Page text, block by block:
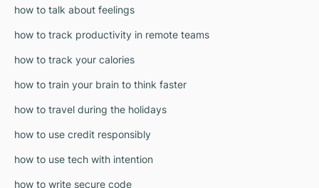
how to talk about feelings
how to track productivity in remote teams
how to track your calories
how to train your brain to think faster
how to travel during the holidays
how to use credit responsibly
how to use tech with intention
how to write secure code